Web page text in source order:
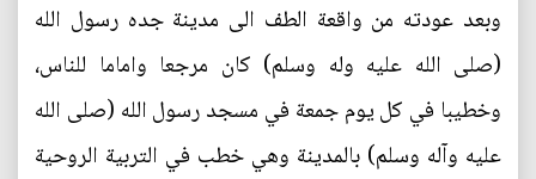
وبعد عودته من واقعة الطف الى مدينة جده رسول الله
(صلى الله عليه وله وسلم) كان مرجعا واماما للناس،
وخطيبا في كل يوم جمعة في مسجد رسول الله (صلى الله
عليه وآله وسلم) بالمدينة وهي خطب في التربية الروحية